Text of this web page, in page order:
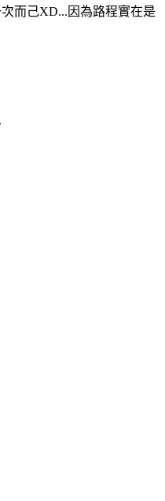
而己XD...因為路程實在是